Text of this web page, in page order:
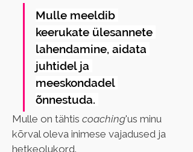
Mulle meeldib
keerukate ülesannete
lahendamine, aidata
juhtidel ja
meeskondadel
õnnestuda.
Mulle on tähtis coaching'us minu
kõrval oleva inimese vajadused ja
hetkeolukord.